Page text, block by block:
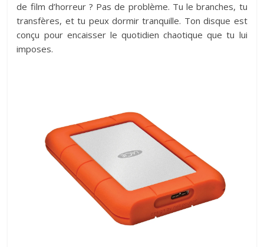
de film d’horreur ? Pas de problème. Tu le branches, tu
transfères, et tu peux dormir tranquille. Ton disque est
conçu pour encaisser le quotidien chaotique que tu lui
imposes.